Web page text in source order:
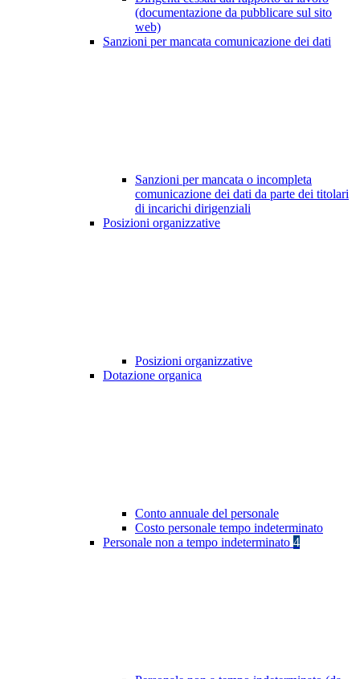
(documentazione da pubblicare sul sito
web)
Sanzioni per mancata comunicazione dei dati
Sanzioni per mancata o incompleta
comunicazione dei dati da parte dei titolari
di incarichi dirigenziali
Posizioni organizzative
Posizioni organizzative
Dotazione organica
Conto annuale del personale
Costo personale tempo indeterminato
Personale non a tempo indeterminato 4